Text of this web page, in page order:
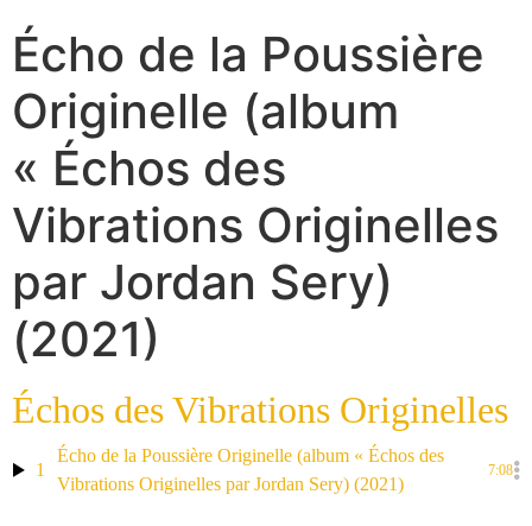
Écho de la Poussière
Originelle (album
« Échos des
Vibrations Originelles
par Jordan Sery)
(2021)
Échos des Vibrations Originelles
1
Écho de la Poussière Originelle (album « Échos des
Vibrations Originelles par Jordan Sery) (2021)
7:08